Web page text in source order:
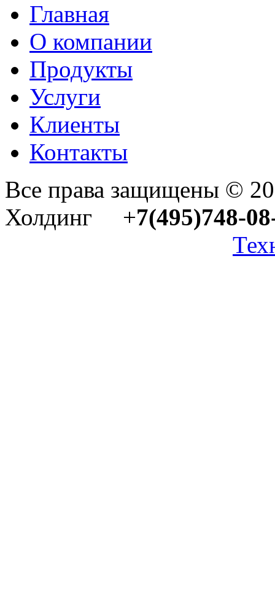
Главная
О компании
Продукты
Услуги
Клиенты
Контакты
Все права защищены ©
Холдинг +7(495)748-